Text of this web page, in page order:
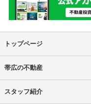
トップページ
帯広の不動産
スタッフ紹介